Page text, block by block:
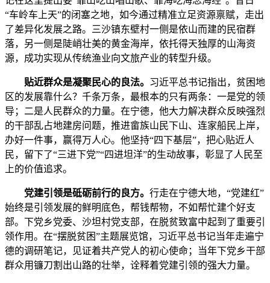
“车岭车上天”的闭塞之地，如今通过精准立足资源禀赋，走出
了差异化发展之路。三沙镇东壁村一侧是依山而建的民宿群
落，另一侧是陡峭壮美的黄金海岸，依托得天独厚的山海资
源，成功实现从传统渔业向文旅产业的转型升级。
贴近群众是凝聚民心的良法。 习近平总书记指出，贫困地
区的发展靠什么？千条万条，最根本的只有两条：一是党的领
导；二是人民群众的力量。在宁德，他大力解决群众反映强烈
的干部乱占地建房问题，推进畲族山民下山、连家船民上岸，
办好一件事，赢得万人心。他坚持“四下基层”，把心贴近人
民，留下了“三进下党”“四进坦洋”的生动故事，彰显了人民至
上的价值追求。
党建引领是砥砺前行的良方。 行走在宁德大地，“党建红”
始终是引领发展的鲜明底色，帮钱帮物，不如帮忙建个好支
部。下党乡党委、沙坦村党支部，在脱贫致富中起到了重要引
领作用。在“摆脱贫困”主题展览馆，习近平总书记当年走遍宁
德的调研笔记，见证着共产党人的初心使命；当年下党乡干部
群众用镰刀割出山路的壮举，诠释着党建引领的强大力量。